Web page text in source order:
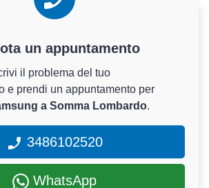
un appuntamento
il problema del tuo
e prendi un appuntamento per
a Somma Lombardo.
3486102520
WhatsApp